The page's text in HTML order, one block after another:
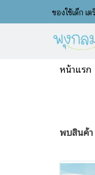
ของใช้เด็ก
หน้าแรก
พบสินค้